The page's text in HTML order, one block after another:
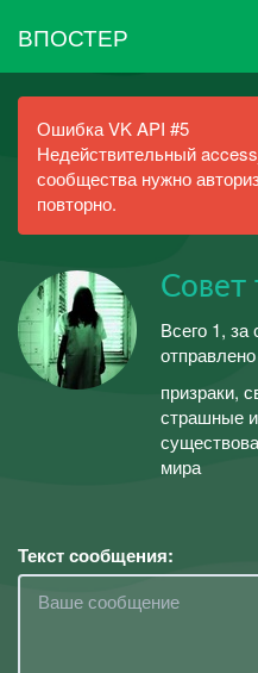
ВПОСТЕР
Ошибка VK API #5
Недействительный
сообщества нужно
повторно.
Совет
Всего 1,
призраки,
страшные
мира
Текст сообщения: